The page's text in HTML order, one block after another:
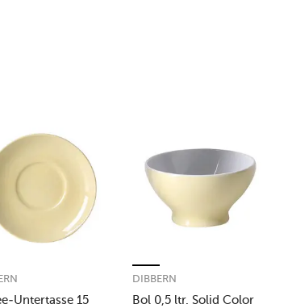
Untertasse 15
Bol 0,5 ltr. Solid Color
DIBBERN